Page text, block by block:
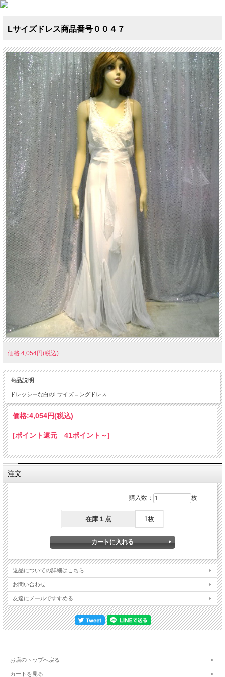
Lサイズドレス商品番号００４７
価格:4,054円(税込)
商品説明
ドレッシーな白のLサイズロングドレス
価格:4,054円(税込)
[ポイント還元 41ポイント～]
注文
購入数： 枚
在庫１点 1枚
返品についての詳細はこちら
お問い合わせ
友達にメールですすめる
お店のトップへ戻る
カートを見る